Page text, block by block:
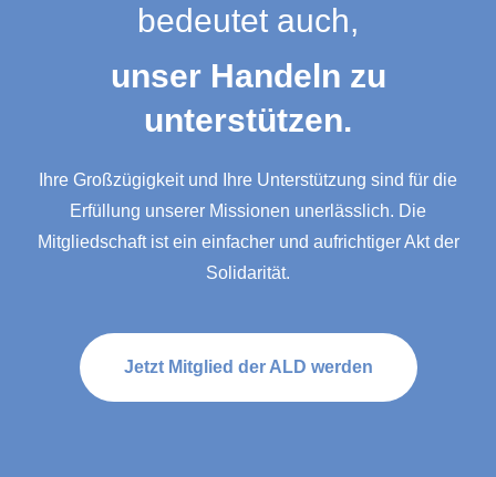
bedeutet auch,
unser Handeln zu
unterstützen.
Ihre Großzügigkeit und Ihre Unterstützung sind für die
Erfüllung unserer Missionen unerlässlich. Die
Mitgliedschaft ist ein einfacher und aufrichtiger Akt der
Solidarität.
Jetzt Mitglied der ALD werden